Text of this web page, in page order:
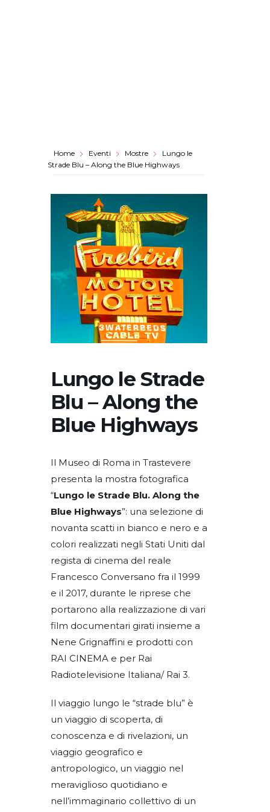
Home Eventi Mostre
Lungo le
Strade Blu – Along the Blue Highways
Lungo le Strade
Blu – Along the
Blue Highways
Il Museo di Roma in Trastevere
presenta la mostra fotografica
“Lungo le Strade Blu. Along the
Blue Highways”: una selezione di
novanta scatti in bianco e nero e a
colori realizzati negli Stati Uniti dal
regista di cinema del reale
Francesco Conversano fra il 1999
e il 2017, durante le riprese che
portarono alla realizzazione di vari
film documentari girati insieme a
Nene Grignaffini e prodotti con
RAI CINEMA e per Rai
Radiotelevisione Italiana/ Rai 3.
Il viaggio lungo le “strade blu” è
un viaggio di scoperta, di
conoscenza e di rivelazioni, un
viaggio geografico e
antropologico, un viaggio nel
meraviglioso quotidiano e
nell’immaginario collettivo di un